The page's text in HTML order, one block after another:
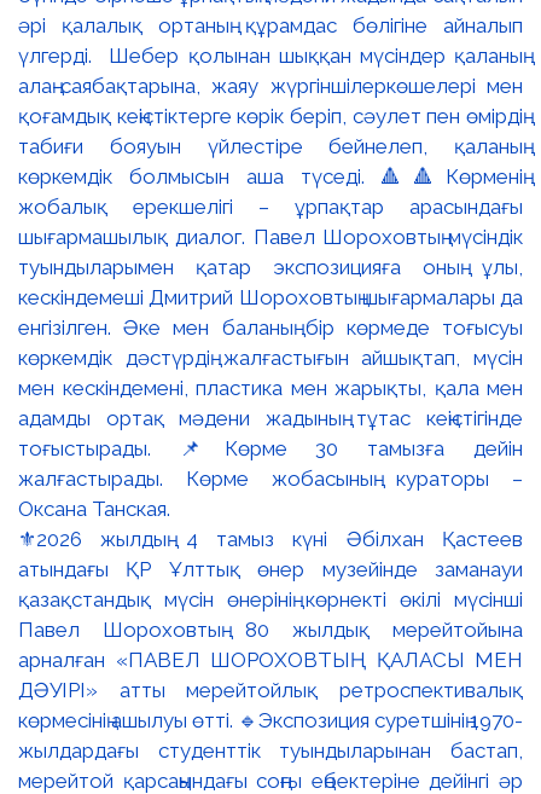
⚜️2026 жылдың 4 тамыз күні Әбілхан Қастеев
атындағы ҚР Ұлттық өнер музейінде заманауи
қазақстандық мүсін өнерінің көрнекті өкілі мүсінші
Павел Шороховтың 80 жылдық мерейтойына
арналған «ПАВЕЛ ШОРОХОВТЫҢ ҚАЛАСЫ МЕН
ДӘУІРІ» атты мерейтойлық ретроспективалық
көрмесінің ашылуы өтті. 🔹Экспозиция суретшінің 1970-
жылдардағы студенттік туындыларынан бастап,
мерейтой қарсаңындағы соңғы еңбектеріне дейінгі әр